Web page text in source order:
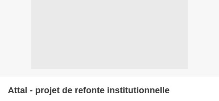
Attal - projet de refonte institutionnelle